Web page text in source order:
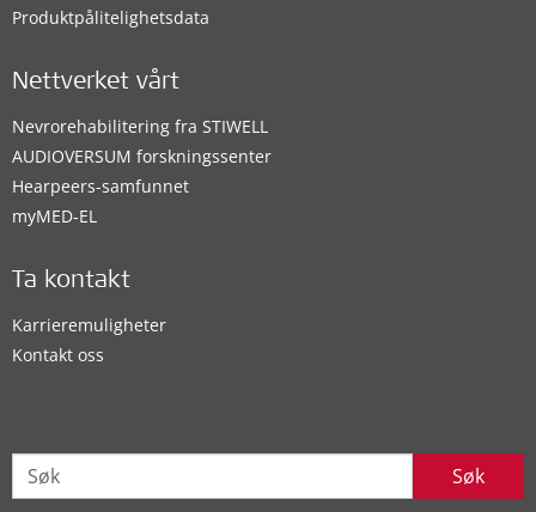
Produktpålitelighetsdata
Nettverket vårt
Nevrorehabilitering fra STIWELL
AUDIOVERSUM forskningssenter
Hearpeers-samfunnet
myMED‑EL
Ta kontakt
Karrieremuligheter
Kontakt oss
Søk